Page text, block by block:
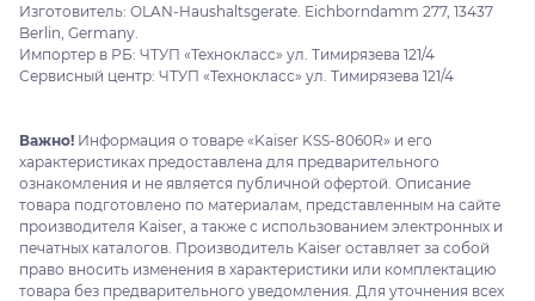
Изготовитель: OLAN-Haushaltsgerate. Eichborndamm 277, 13437
Berlin, Germany.
Импортер в РБ: ЧТУП «Технокласс» ул. Тимирязева 121/4
Сервисный центр: ЧТУП «Технокласс» ул. Тимирязева 121/4
Важно! Информация о товаре «Kaiser KSS-8060R» и его
характеристиках предоставлена для предварительного
ознакомления и не является публичной офертой. Описание
товара подготовлено по материалам, представленным на сайте
производителя Kaiser, а также с использованием электронных и
печатных каталогов. Производитель Kaiser оставляет за собой
право вносить изменения в характеристики или комплектацию
товара без предварительного уведомления. Для уточнения всех